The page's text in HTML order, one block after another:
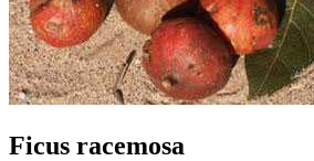
Ficus racemosa